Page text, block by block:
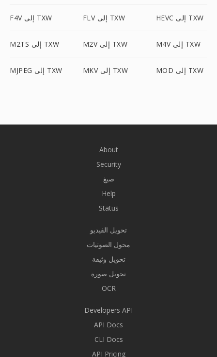
F4V إلى TXW FLV إلى TXW HEVC إلى TXW
M2TS إلى TXW M2V إلى TXW M4V إلى TXW
MJPEG إلى TXW MKV إلى TXW MOD إلى TXW
About
Security
صيغ
Help
Status
تحويل الفيديو
محول الصوتيات
تحويل وثيقة
تحويل صورة
OCR
Developers API
API Docs
CLI Docs
API Pricing